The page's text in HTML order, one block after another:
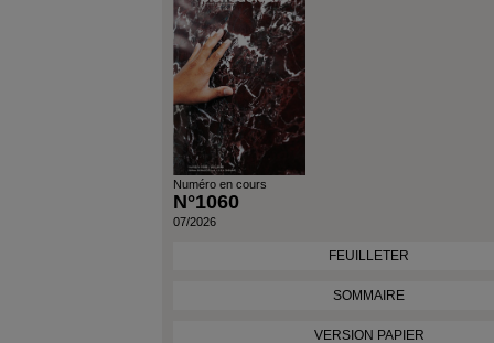
Numéro en cours
N°1060
07/2026
FEUILLETER
SOMMAIRE
VERSION PAPIER